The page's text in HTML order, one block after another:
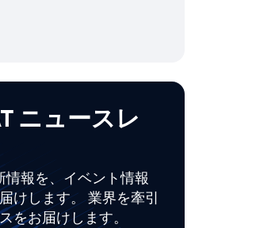
ニュースレ
情報を、イベント情報
けします。 業界を牽引
をお届けします。